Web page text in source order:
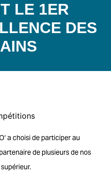
LE 1ER
DES
a choisi de participer au
de plusieurs de nos